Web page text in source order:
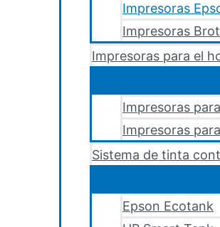
Impresoras
Impresoras
Impresoras para el
Impresoras
Impresoras
Sistema de tinta
Epson Ecotank